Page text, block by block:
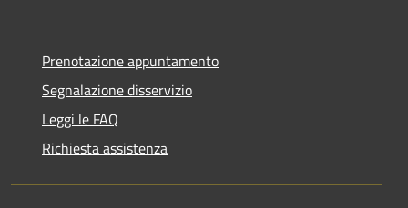
Prenotazione appuntamento
Segnalazione disservizio
Leggi le FAQ
Richiesta assistenza